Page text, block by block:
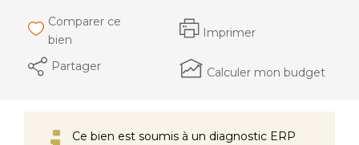
Comparer ce
bien
Imprimer
Partager Calculer mon budget
Ce bien est soumis à un diagnostic ERP